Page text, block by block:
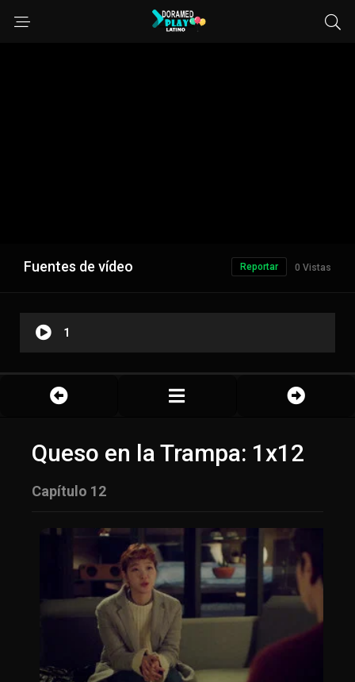
Fuentes de vídeo 0 Vistas
Reportar
1
Queso en la Trampa: 1x12
Capítulo 12